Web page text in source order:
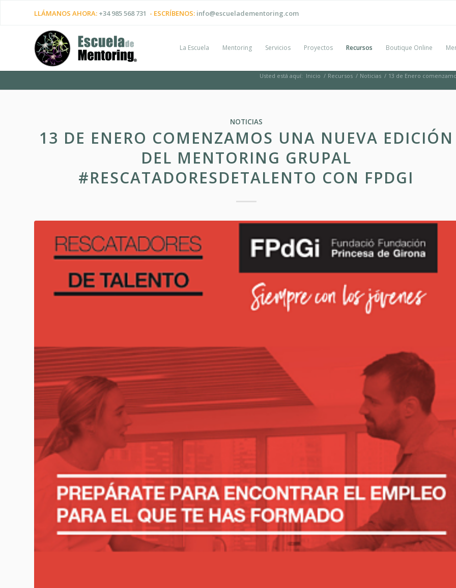
LLÁMANOS AHORA: +34 985 568 731 - ESCRÍBENOS: info@escueladementoring.com
La Escuela Mentoring Servicios Proyectos Recursos Boutique Online
Usted está aquí: Inicio / Recursos / Noticias / 13 de Enero
NOTICIAS
13 DE ENERO COMENZAMOS UNA NUEVA EDICIÓN
DEL MENTORING GRUPAL
#RESCATADORESDETALENTO CON FPDGI